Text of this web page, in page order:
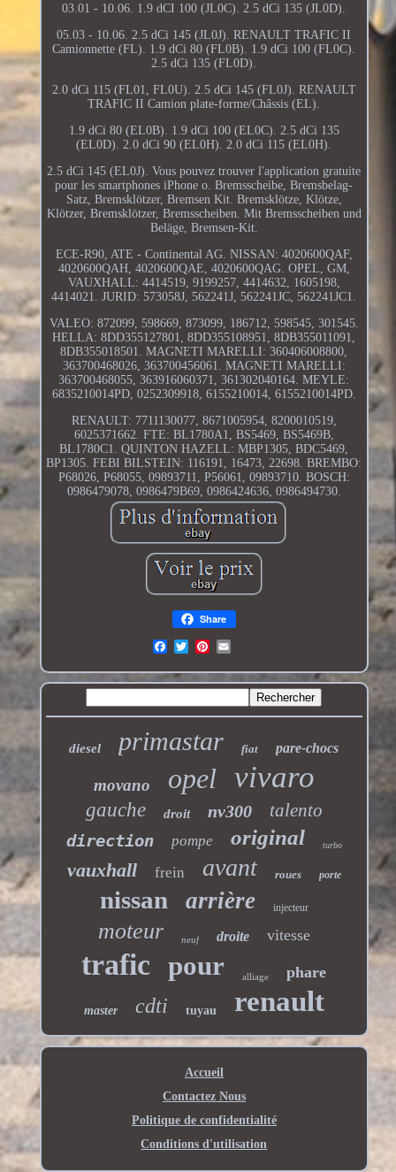
03.01 - 10.06. 1.9 dCI 100 (JL0C). 2.5 dCi 135 (JL0D).
05.03 - 10.06. 2.5 dCi 145 (JL0J). RENAULT TRAFIC II
Camionnette (FL). 1.9 dCi 80 (FL0B). 1.9 dCi 100 (FL0C).
2.5 dCi 135 (FL0D).
2.0 dCi 115 (FL01, FL0U). 2.5 dCi 145 (FL0J). RENAULT
TRAFIC II Camion plate-forme/Châssis (EL).
1.9 dCi 80 (EL0B). 1.9 dCi 100 (EL0C). 2.5 dCi 135
(EL0D). 2.0 dCi 90 (EL0H). 2.0 dCi 115 (EL0H).
2.5 dCi 145 (EL0J). Vous pouvez trouver l'application gratuite
pour les smartphones iPhone o. Bremsscheibe, Bremsbelag-
Satz, Bremsklötzer, Bremsen Kit. Bremsklötze, Klötze,
Klötzer, Bremsklötzer, Bremsscheiben. Mit Bremsscheiben und
Beläge, Bremsen-Kit.
ECE-R90, ATE - Continental AG. NISSAN: 4020600QAF,
4020600QAH, 4020600QAE, 4020600QAG. OPEL, GM,
VAUXHALL: 4414519, 9199257, 4414632, 1605198,
4414021. JURID: 573058J, 562241J, 562241JC, 562241JC1.
VALEO: 872099, 598669, 873099, 186712, 598545, 301545.
HELLA: 8DD355127801, 8DD355108951, 8DB355011091,
8DB355018501. MAGNETI MARELLI: 360406008800,
363700468026, 363700456061. MAGNETI MARELLI:
363700468055, 363916060371, 361302040164. MEYLE:
6835210014PD, 0252309918, 6155210014, 6155210014PD.
RENAULT: 7711130077, 8671005954, 8200010519,
6025371662. FTE: BL1780A1, BS5469, BS5469B,
BL1780C1. QUINTON HAZELL: MBP1305, BDC5469,
BP1305. FEBI BILSTEIN: 116191, 16473, 22698. BREMBO:
P68026, P68055, 09893711, P56061, 09893710. BOSCH:
0986479078, 0986479B69, 0986424636, 0986494730.
Share
diesel primastar fiat pare-chocs
movano opel vivaro
gauche droit nv300 talento
direction pompe original turbo
vauxhall frein avant roues porte
nissan arrière injecteur
moteur neuf droite vitesse
trafic pour alliage phare
master cdti tuyau renault
Accueil
Contactez Nous
Politique de confidentialité
Conditions d'utilisation